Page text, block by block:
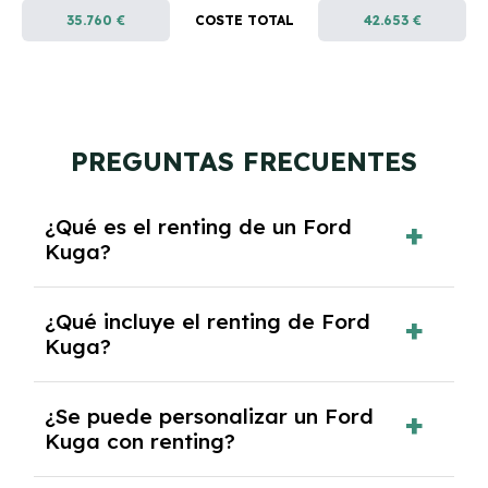
35.760 € COSTE TOTAL 42.653 €
PREGUNTAS FRECUENTES
¿Qué es el renting de un Ford
Kuga?
alquiler a largo plazo en el que pagas una
cuota mensual fija por el uso del coche
durante un periodo determinado,
generalmente entre 2 y 5 años.
¿Qué incluye el renting de Ford
Kuga?
seguro a todo riesgo, mantenimiento,
reparaciones, impuestos, asistencia en
carretera y gestión de la documentación.
¿Se puede personalizar un Ford
Kuga con renting?